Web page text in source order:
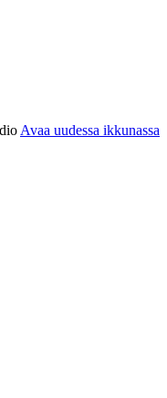
Avaa uudessa ikkunassa